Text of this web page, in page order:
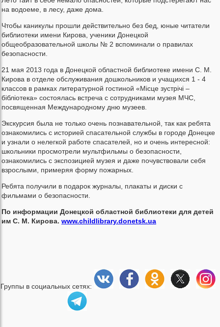
на водоеме, в лесу, даже дома.
Чтобы каникулы прошли действительно без бед, юные читатели
библиотеки имени Кирова, ученики Донецкой
общеобразовательной школы № 2 вспоминали о правилах
безопасности.
21 мая 2013 года в Донецкой областной библиотеке имени С. М.
Кирова в отделе обслуживания дошкольников и учащихся 1 - 4
классов в рамках литературной гостиной «Місце зустрічі –
бібліотека» состоялась встреча с сотрудниками музея МЧС,
посвященная Международному дню музеев.
Экскурсия была не только очень познавательной, так как ребята
ознакомились с историей спасательной службы в городе Донецке
и узнали о нелегкой работе спасателей, но и очень интересной:
школьники просмотрели мультфильмы о безопасности,
ознакомились с экспозицией музея и даже почувствовали себя
взрослыми, примеряя форму пожарных.
Ребята получили в подарок журналы, плакаты и диски с
фильмами о безопасности.
По информации Донецкой областной библиотеки для детей
им С. М. Кирова. www.childlibrary.donetsk.ua
Группы в социальных сетях: